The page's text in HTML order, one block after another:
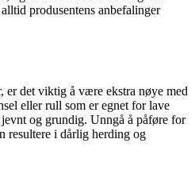
produsentens anbefalinger
er det viktig å være ekstra nøye med
eller rull som er egnet for lave
og grundig. Unngå å påføre for
resultere i dårlig herding og